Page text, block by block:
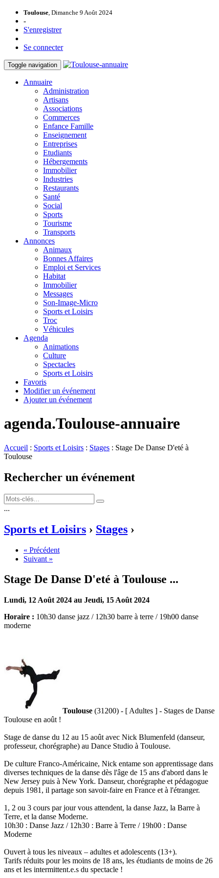
Toulouse, Dimanche 9 Août 2024
-
S'enregistrer
Se connecter
Toggle navigation
Annuaire
Administration
Artisans
Associations
Commerces
Enfance Famille
Enseignement
Entreprises
Etudiants
Hébergements
Immobilier
Industries
Restaurants
Santé
Social
Sports
Tourisme
Transports
Annonces
Animaux
Bonnes Affaires
Emploi et Services
Habitat
Immobilier
Messages
Son-Image-Micro
Sports et Loisirs
Troc
Véhicules
Agenda
Animations
Culture
Spectacles
Sports et Loisirs
Favoris
Modifier un événement
Ajouter un événement
agenda.Toulouse-annuaire
Accueil : Sports et Loisirs : Stages : Stage De Danse D'eté à
Toulouse
Rechercher un événement
...
Sports et Loisirs › Stages ›
« Précédent
Suivant »
Stage De Danse D'eté à Toulouse ...
Lundi, 12 Août 2024 au Jeudi, 15 Août 2024
Horaire : 10h30 danse jazz / 12h30 barre à terre / 19h00 danse
moderne
Toulouse (31200) - [ Adultes ] - Stages de Danse
Toulouse en août !
Stage de danse du 12 au 15 août avec Nick Blumenfeld (danseur,
professeur, chorégraphe) au Dance Studio à Toulouse.
De culture Franco-Américaine, Nick entame son apprentissage dans
diverses techniques de la danse dès l'âge de 15 ans d'abord dans le
New Jersey puis à New York. Danseur, chorégraphe et pédagogue
depuis 1981, il partage son savoir-faire en France et à l'étranger.
1, 2 ou 3 cours par jour vous attendent, la danse Jazz, la Barre à
Terre, et la danse Moderne.
10h30 : Danse Jazz / 12h30 : Barre à Terre / 19h00 : Danse
Moderne
Ouvert à tous les niveaux – adultes et adolescents (13+).
Tarifs réduits pour les moins de 18 ans, les étudiants de moins de 26
ans et les intermittent.e.s du spectacle !